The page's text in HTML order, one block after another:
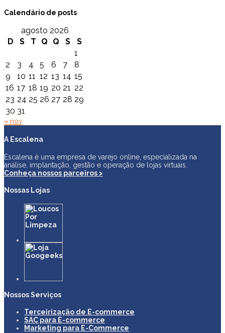
Calendário de posts
agosto 2026
D
S T Q Q S
S
1
2
3 4 5 6 7
8
9
10 11 12 13 14 15
16 17 18 19 20 21 22
23 24 25 26 27 28 29
30 31
« nov
A Escalena
Escalena é uma empresa de varejo online, especializada na
análise, implantação, gestão e operação de lojas virtuais.
Conheça nossos parceiros >
Nossas Lojas
Nossos Serviços
Terceirização de E-commerce
SAC para E-commerce
Marketing para E-Commerce